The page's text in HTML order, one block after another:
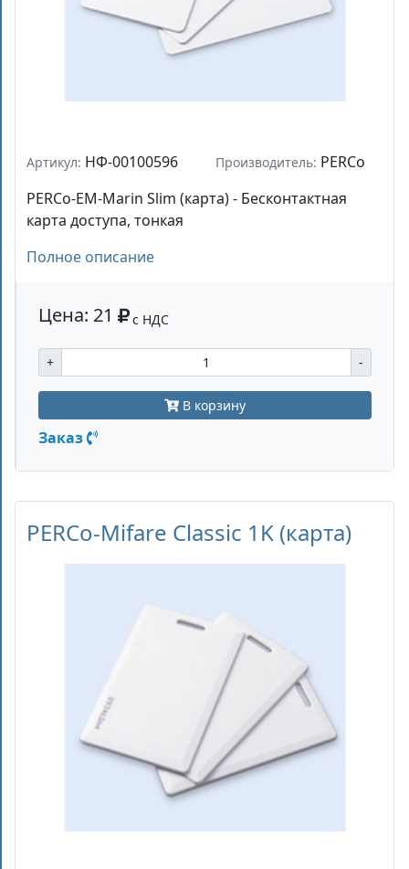
Артикул: НФ-00100596 Производитель: PERCo
PERCo-EM-Marin Slim (карта) - Бесконтактная
карта доступа, тонкая
Полное описание
Цена: 21 с НДС
+ -
В корзину
Заказ
PERCo-Mifare Classic 1K (карта)